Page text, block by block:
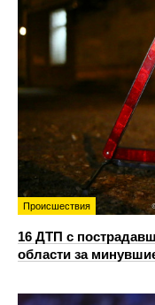
Происшествия
16 ДТП с
области за